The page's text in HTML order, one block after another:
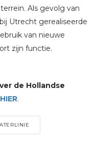
Als gevolg van
Utrecht gerealiseerde
van nieuwe
zijn functie.
de Hollandse
HIER.